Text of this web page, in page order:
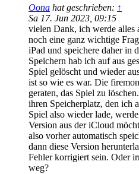
Oona hat geschrieben: ↑
Sa 17. Jun 2023, 09:15
vielen Dank, ich werde alles
noch eine ganz wichtige
iPad und speichere daher in
Speichern hab ich auf aus
Spiel gelöscht und wieder
ist so wie es war. Die
geraten, das Spiel zu
ihren Speicherplatz, den ich
Spiel also wieder lade,
Version aus der iCloud
also vorher automatisch
dann diese Version
Fehler korrigiert sein. Oder
weg?